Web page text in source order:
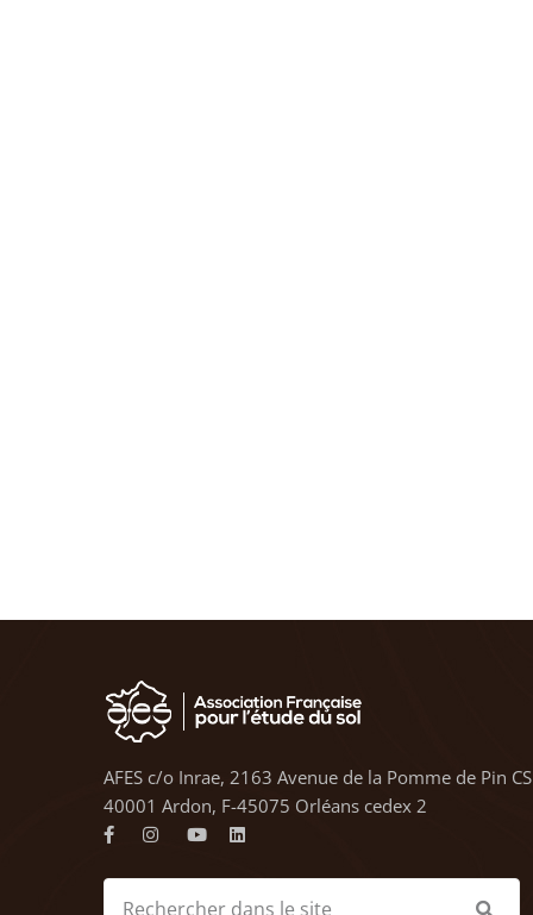
AFES c/o Inrae, 2163 Avenue de la Pomme de Pin CS
40001 Ardon, F-45075 Orléans cedex 2